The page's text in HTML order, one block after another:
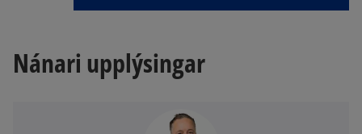
Nánari upplýsingar